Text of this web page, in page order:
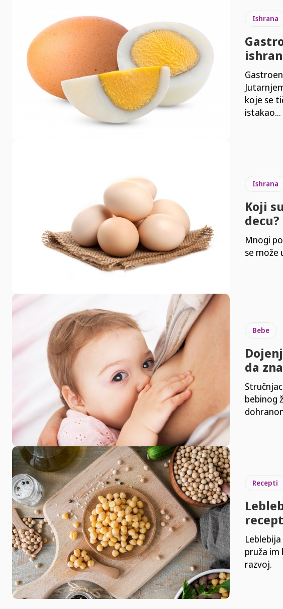
Ishrana
koje se
istakao...
Ishrana
Koji
decu?
Mnogi
se može
Bebe
da
bebinog
Recepti
pruža im
razvoj.